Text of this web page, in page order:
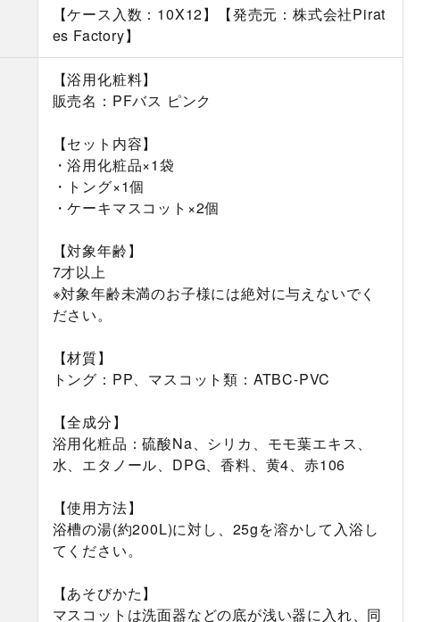
【ケース入数：10X12】【発売元：株式会社Pirat
es Factory】
【浴用化粧料】
販売名：PFバス ピンク
【セット内容】
・浴用化粧品×1袋
・トング×1個
・ケーキマスコット×2個
【対象年齢】
7才以上
※対象年齢未満のお子様には絶対に与えないでく
ださい。
【材質】
トング：PP、マスコット類：ATBC-PVC
【全成分】
浴用化粧品：硫酸Na、シリカ、モモ葉エキス、
水、エタノール、DPG、香料、黄4、赤106
【使用方法】
浴槽の湯(約200L)に対し、25gを溶かして入浴し
てください。
【あそびかた】
マスコットは洗面器などの底が浅い器に入れ、同